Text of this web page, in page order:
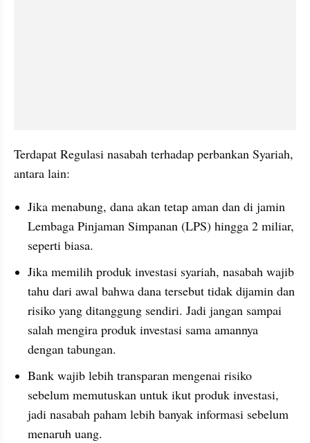
Terdapat Regulasi nasabah terhadap perbankan Syariah,
antara lain:
Jika menabung, dana akan tetap aman dan di jamin
Lembaga Pinjaman Simpanan (LPS) hingga 2 miliar,
seperti biasa.
Jika memilih produk investasi syariah, nasabah wajib
tahu dari awal bahwa dana tersebut tidak dijamin dan
risiko yang ditanggung sendiri. Jadi jangan sampai
salah mengira produk investasi sama amannya
dengan tabungan.
Bank wajib lebih transparan mengenai risiko
sebelum memutuskan untuk ikut produk investasi,
jadi nasabah paham lebih banyak informasi sebelum
menaruh uang.